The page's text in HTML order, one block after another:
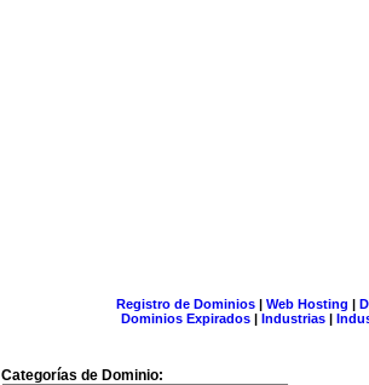
Registro de Dominios| Web Hosting |
Dominios Expirados | Industrias |
Categorías de Dominio: